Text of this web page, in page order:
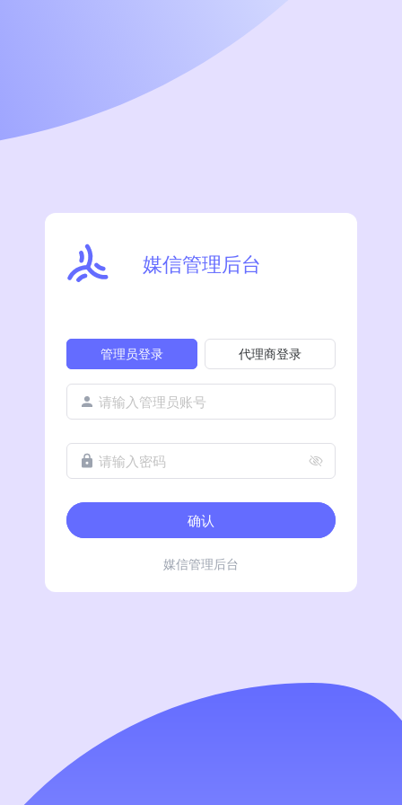
媒信管理后台
管理员登录 代理商登录
请输入管理员账号
请输入密码
确认
媒信管理后台